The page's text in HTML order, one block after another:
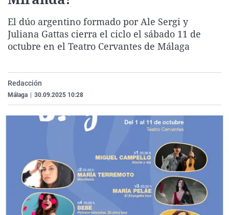
Gente viajera
Como el perro y el
Retornados
Equipo de
Galicia
La Rioja
Televisión
Elecciones
El dúo argentino formado por Ale Sergi y
Juliana Gattas cierra el ciclo el sábado 11 de
octubre en el Teatro Cervantes de Málaga
Redacción
Málaga 30.09.2025 10:28